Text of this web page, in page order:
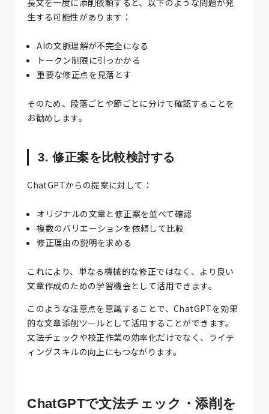
生する可能性があります：
AIの文脈理解が不完全になる
トークン制限に引っかかる
重要な修正点を見落とす
そのため、段落ごとや節ごとに分けて確認することを
お勧めします。
3. 修正案を比較検討する
ChatGPTからの提案に対して：
オリジナルの文章と修正案を並べて確認
複数のバリエーションを依頼して比較
修正理由の説明を求める
これにより、単なる機械的な修正ではなく、より良い
文章作成のための学習機会として活用できます。
このような注意点を意識することで、ChatGPTを効果
的な文章添削ツールとして活用することができます。
文法チェックや校正作業の効率化だけでなく、ライテ
ィングスキルの向上にもつながります。
ChatGPTで文法チェック・添削を